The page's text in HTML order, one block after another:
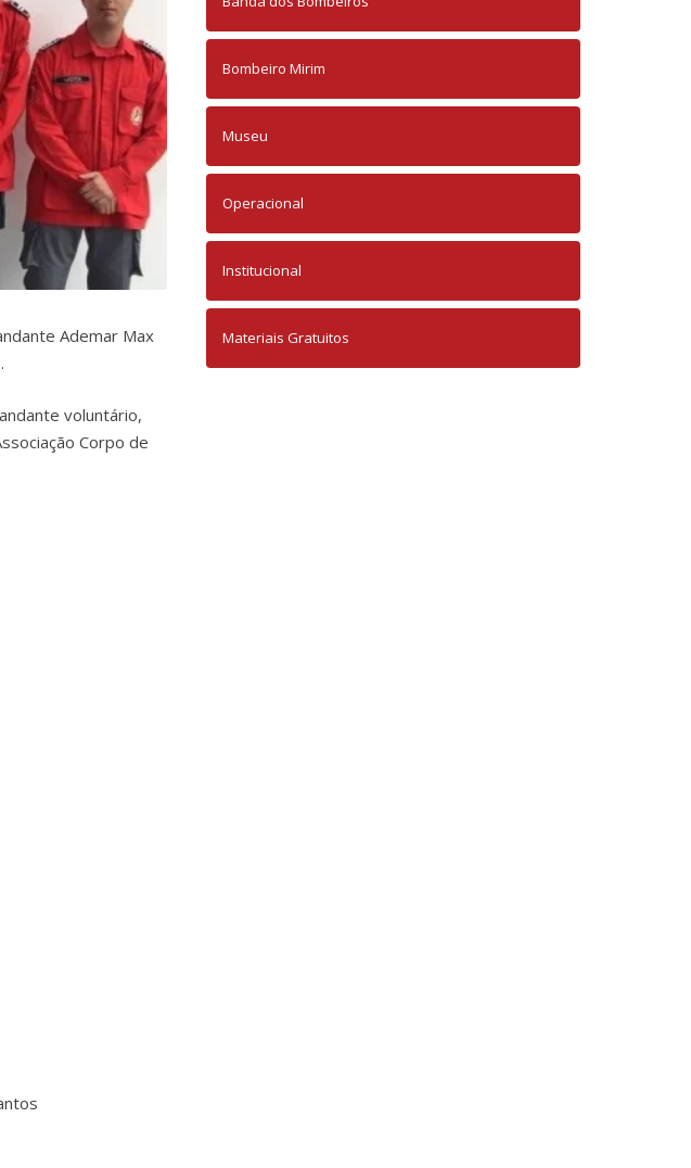
Ademar Max
voluntário,
Corpo de
Bombeiro Mirim
Museu
Operacional
Institucional
Materiais Gratuitos